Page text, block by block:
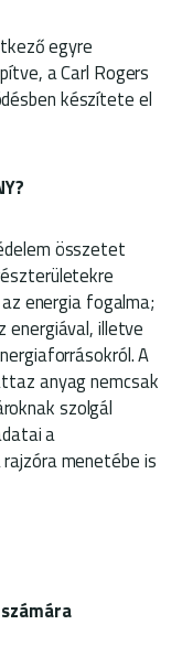
egyre
a Carl Rogers
készítete el
összetet
energia fogalma;
energiával, illetve
A
anyag nemcsak
szolgál
a
menetébe is